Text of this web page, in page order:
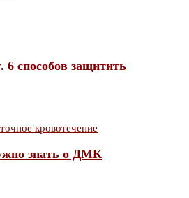
способов защитить
знать о ДМК